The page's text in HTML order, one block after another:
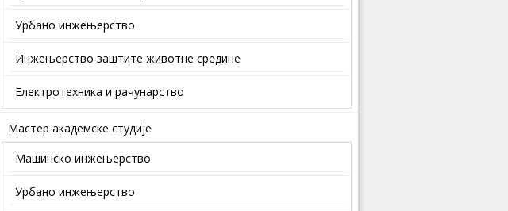
Урбано инжењерство
Инжењерство заштите животне средине
Електротехника и рачунарство
Мастер академске студије
Машинско инжењерство
Урбано инжењерство